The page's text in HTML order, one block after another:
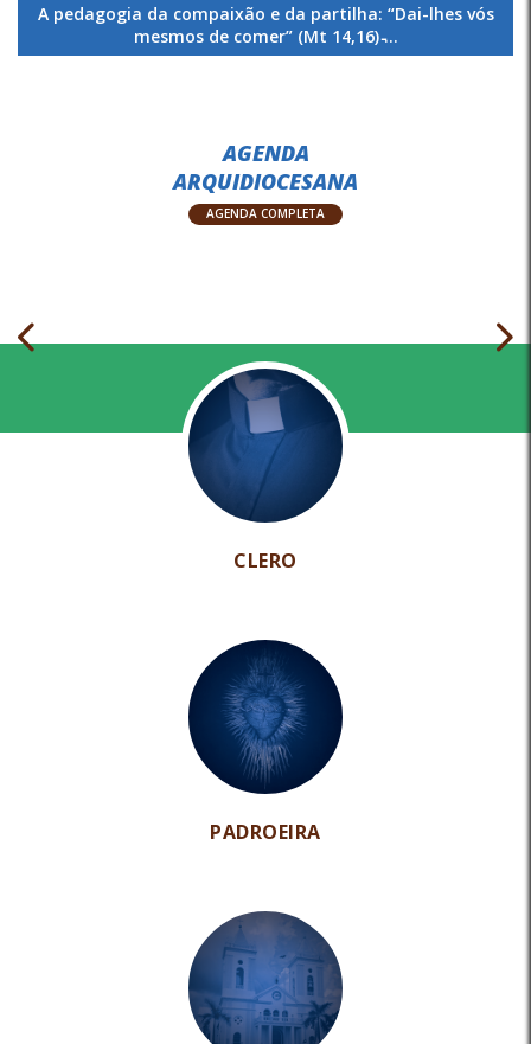
A pedagogia da compaixão e da partilha: “Dai-lhes vós
mesmos de comer” (Mt 14,16) ̵...
AGENDA
ARQUIDIOCESANA
AGENDA COMPLETA
CLERO
PADROEIRA